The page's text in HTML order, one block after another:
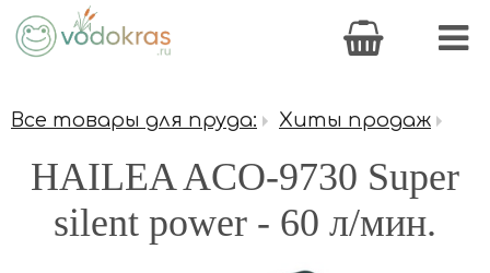
Все товары для пруда: Хиты продаж
HAILEA ACO-9730 Super
silent power - 60 л/мин.